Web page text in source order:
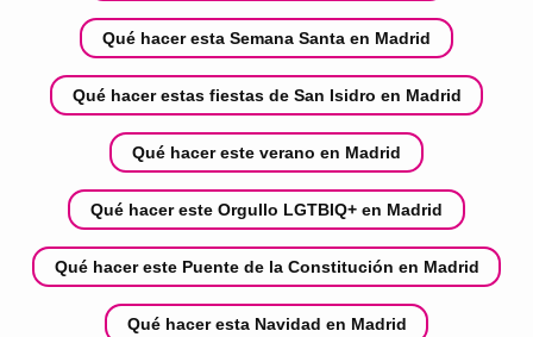
Qué hacer esta Semana Santa en Madrid
Qué hacer estas fiestas de San Isidro en Madrid
Qué hacer este verano en Madrid
Qué hacer este Orgullo LGTBIQ+ en Madrid
Qué hacer este Puente de la Constitución en Madrid
Qué hacer esta Navidad en Madrid